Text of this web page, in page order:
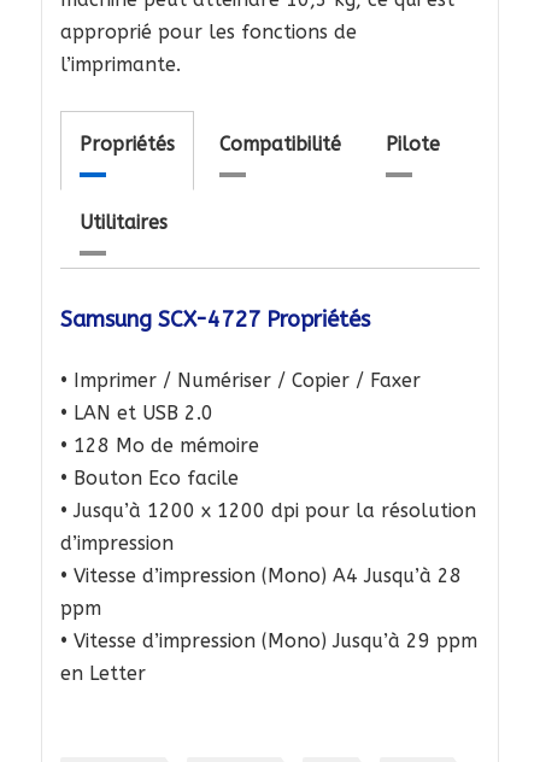
approprié pour les fonctions de
l’imprimante.
Propriétés Compatibilité Pilote
Utilitaires
Samsung SCX-4727 Propriétés
• Imprimer / Numériser / Copier / Faxer
• LAN et USB 2.0
• 128 Mo de mémoire
• Bouton Eco facile
• Jusqu’à 1200 x 1200 dpi pour la résolution
d’impression
• Vitesse d’impression (Mono) A4 Jusqu’à 28
ppm
• Vitesse d’impression (Mono) Jusqu’à 29 ppm
en Letter